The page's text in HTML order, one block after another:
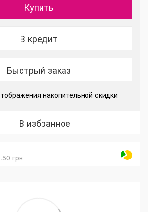
Купить
В кредит
Быстрый заказ
накопительной скидки
В избранное
грн